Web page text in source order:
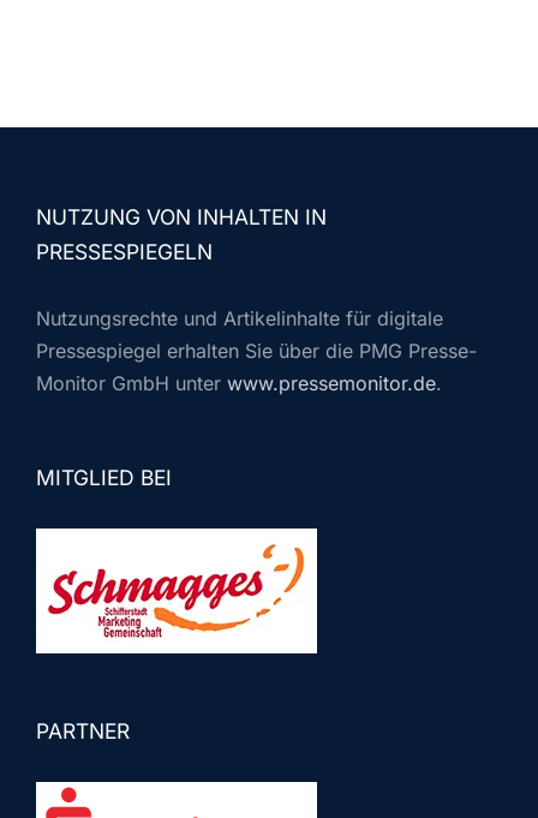
NUTZUNG VON INHALTEN IN
PRESSESPIEGELN
Nutzungsrechte und Artikelinhalte für digitale
Pressespiegel erhalten Sie über die PMG Presse-
Monitor GmbH unter www.pressemonitor.de.
MITGLIED BEI
PARTNER